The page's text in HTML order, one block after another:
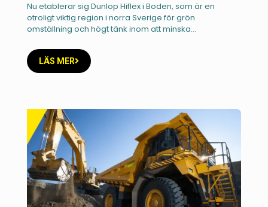
Nu etablerar sig Dunlop Hiflex i Boden, som är en
otroligt viktig region i norra Sverige för grön
omställning och högt tänk inom att minska
LÄS MER